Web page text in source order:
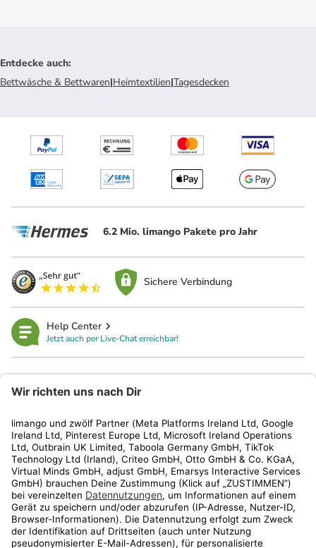
Entdecke auch:
Bettwäsche & Bettwaren|Heimtextilien|Tagesdecken
6.2 Mio. limango Pakete pro Jahr
Sichere Verbindung
Help Center
Jetzt auch per Live-Chat erreichbar!
Kundenservice
Shop
Aktionen
Travel